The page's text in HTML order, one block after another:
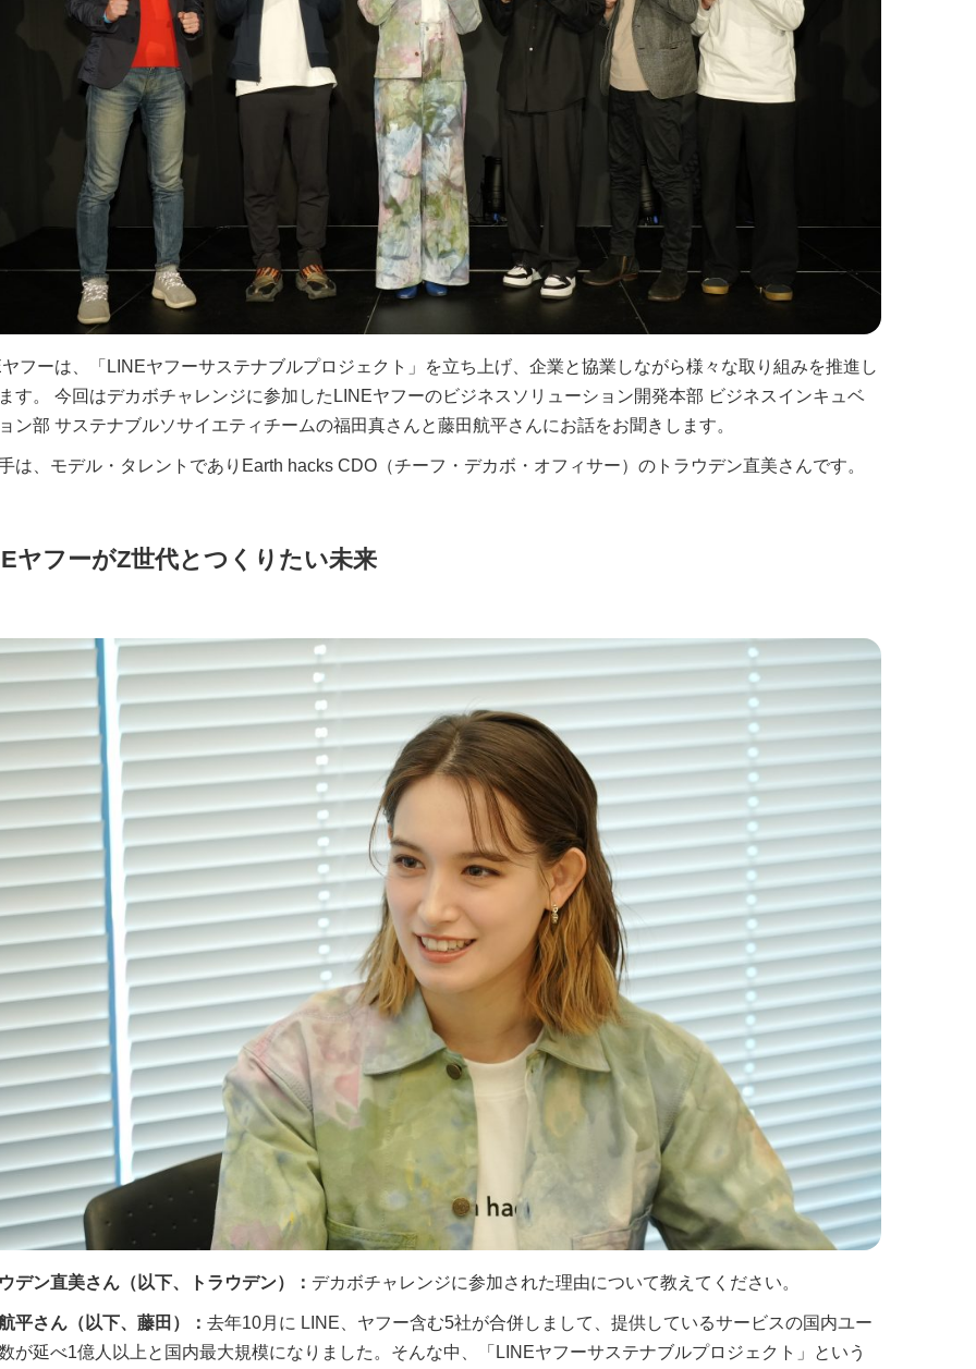
フーは、「LINEヤフーサステナブルプロジェクト」を立ち上げ、企業と協業しながら様々な取り組みを推進し
す。 今回はデカボチャレンジに参加したLINEヤフーのビジネスソリューション開発本部 ビジネスインキュベ
ン部 サステナブルソサイエティチームの福田真さんと藤田航平さんにお話をお聞きします。
は、モデル・タレントでありEarth hacks CDO（チーフ・デカボ・オフィサー）のトラウデン直美さんです。
ヤフーがZ世代とつくりたい未来
デン直美さん（以下、トラウデン）： デカボチャレンジに参加された理由について教えてください。
平さん（以下、藤田）： 去年10月に LINE、ヤフー含む5社が合併しまして、提供しているサービスの国内ユー
が延べ1億人以上と国内最大規模になりました。そんな中、「LINEヤフーサステナブルプロジェクト」という